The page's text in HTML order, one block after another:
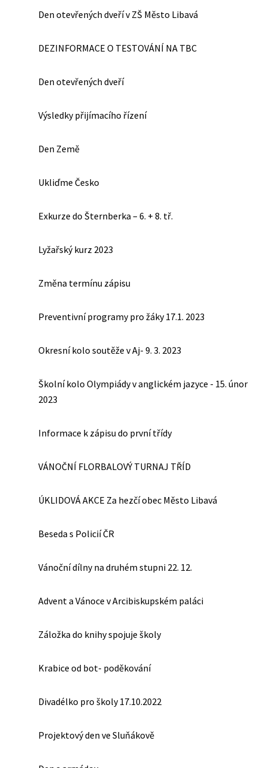
Den otevřených dveří v ZŠ Město Libavá
DEZINFORMACE O TESTOVÁNÍ NA TBC
Den otevřených dveří
Výsledky přijímacího řízení
Den Země
Ukliďme Česko
Exkurze do Šternberka – 6. + 8. tř.
Lyžařský kurz 2023
Změna termínu zápisu
Preventivní programy pro žáky 17.1. 2023
Okresní kolo soutěže v Aj- 9. 3. 2023
Školní kolo Olympiády v anglickém jazyce - 15. únor
2023
Informace k zápisu do první třídy
VÁNOČNÍ FLORBALOVÝ TURNAJ TŘÍD
ÚKLIDOVÁ AKCE Za hezčí obec Město Libavá
Beseda s Policií ČR
Vánoční dílny na druhém stupni 22. 12.
Advent a Vánoce v Arcibiskupském paláci
Záložka do knihy spojuje školy
Krabice od bot- poděkování
Divadélko pro školy 17.10.2022
Projektový den ve Sluňákově